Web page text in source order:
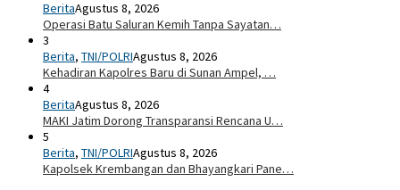
BeritaAgustus 8, 2026
Operasi Batu Saluran Kemih Tanpa Sayatan…
3
Berita, TNI/POLRIAgustus 8, 2026
Kehadiran Kapolres Baru di Sunan Ampel, …
4
BeritaAgustus 8, 2026
MAKI Jatim Dorong Transparansi Rencana U…
5
Berita, TNI/POLRIAgustus 8, 2026
Kapolsek Krembangan dan Bhayangkari Pane…